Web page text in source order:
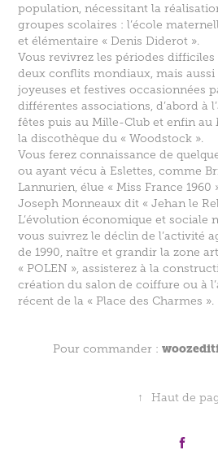
population, nécessitant la
groupes scolaires : l’école
et élémentaire « Denis Diderot ».
Vous revivrez les périodes
deux conflits mondiaux, mais aussi
joyeuses et festives occasionnées
différentes associations, d’abord à
fêtes puis au Mille-Club et enfin au
la discothèque du « Woodstock ».
Vous ferez connaissance de
ou ayant vécu à Eslettes, comme
Lannurien, élue « Miss France 1960
Joseph Monneaux dit « Jehan le
L’évolution économique et sociale
vous suivrez le déclin de l’activité
de 1990, naître et grandir la zone
« POLEN », assisterez à la
création du salon de coiffure ou à
récent de la « Place des Charmes ».
Pour commander :
↑ Haut de